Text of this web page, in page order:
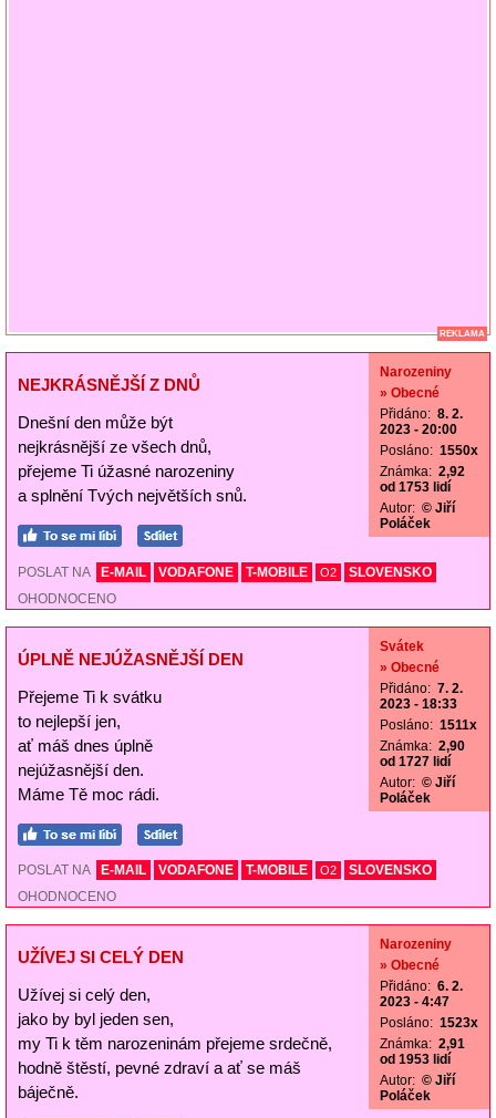
REKLAMA
NEJKRÁSNĚJŠÍ Z DNŮ
Dnešní den může být
nejkrásnější ze všech dnů,
přejeme Ti úžasné narozeniny
a splnění Tvých největších snů.
Narozeniny
» Obecné
Přidáno: 8. 2.
2023 - 20:00
Posláno: 1550x
Známka: 2,92
od 1753 lidí
Autor: © Jiří
Poláček
POSLAT NA E-MAIL VODAFONE T-MOBILE O2
SLOVENSKO
OHODNOCENO
ÚPLNĚ NEJÚŽASNĚJŠÍ DEN
Přejeme Ti k svátku
to nejlepší jen,
ať máš dnes úplně
nejúžasnější den.
Máme Tě moc rádi.
Svátek
» Obecné
Přidáno: 7. 2.
2023 - 18:33
Posláno: 1511x
Známka: 2,90
od 1727 lidí
Autor: © Jiří
Poláček
POSLAT NA E-MAIL VODAFONE T-MOBILE O2
SLOVENSKO
OHODNOCENO
UŽÍVEJ SI CELÝ DEN
Užívej si celý den,
jako by byl jeden sen,
my Ti k těm narozeninám přejeme srdečně,
hodně štěstí, pevné zdraví a ať se máš
báječně.
Narozeniny
» Obecné
Přidáno: 6. 2.
2023 - 4:47
Posláno: 1523x
Známka: 2,91
od 1953 lidí
Autor: © Jiří
Poláček